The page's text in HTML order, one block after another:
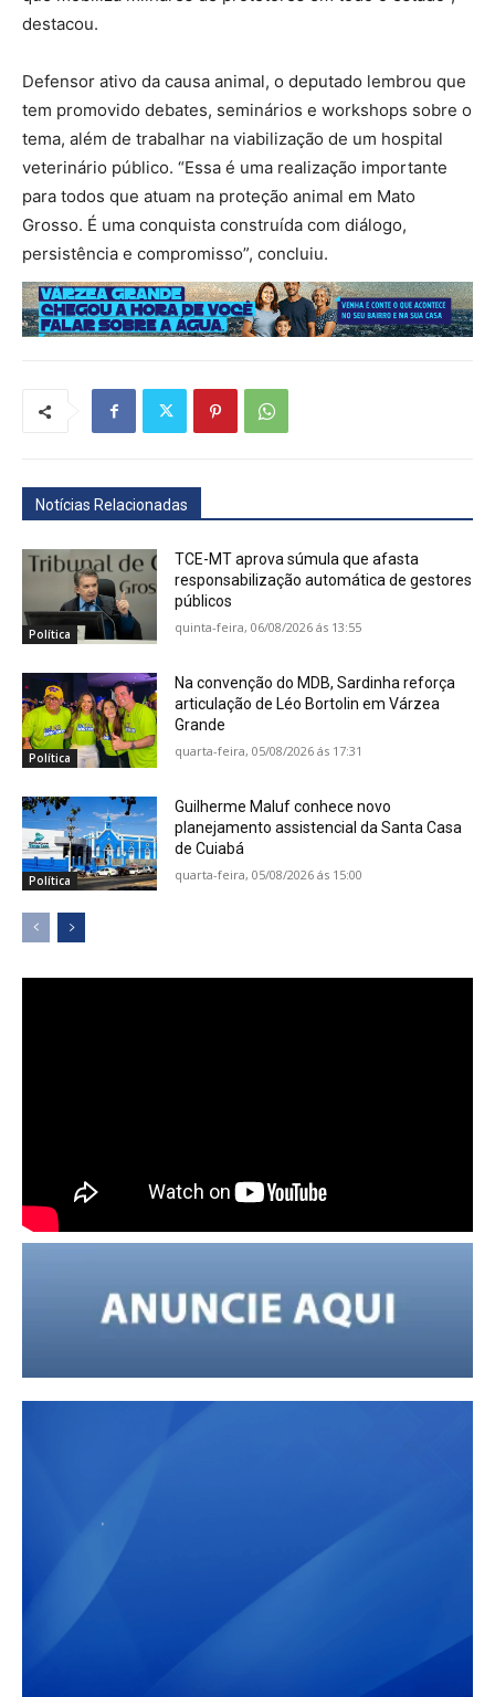
destacou.
Defensor ativo da causa animal, o deputado lembrou que
tem promovido debates, seminários e workshops sobre o
tema, além de trabalhar na viabilização de um hospital
veterinário público. “Essa é uma realização importante
para todos que atuam na proteção animal em Mato
Grosso. É uma conquista construída com diálogo,
persistência e compromisso”, concluiu.
Notícias Relacionadas
Política
TCE-MT aprova súmula que afasta
responsabilização automática de gestores
públicos
quinta-feira, 06/08/2026 ás 13:55
Política
Na convenção do MDB, Sardinha reforça
articulação de Léo Bortolin em Várzea
Grande
quarta-feira, 05/08/2026 ás 17:31
Política
Guilherme Maluf conhece novo
planejamento assistencial da Santa Casa
de Cuiabá
quarta-feira, 05/08/2026 ás 15:00